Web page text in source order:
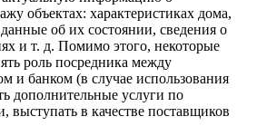
объектах: характеристиках дома,
об их состоянии, сведения о
и т. д. Помимо этого, некоторые
роль посредника между
и банком (в случае использования
дополнительные услуги по
выступать в качестве поставщиков